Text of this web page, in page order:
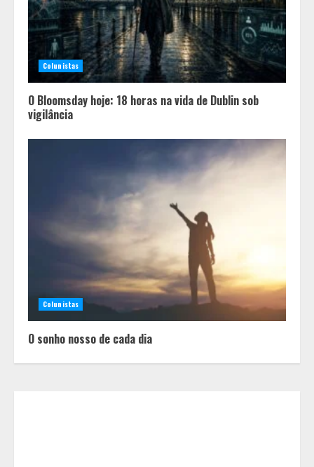
Colunistas
O Bloomsday hoje: 18 horas na vida de Dublin sob
vigilância
Colunistas
O sonho nosso de cada dia
Equipe conquista 22 medalhas e
garante 12 vagas para etapas
nacionais em segunda etapa do
JEMG, em Pará de Minas
Grandes marcas, preços baixos e
uma causa que transforma vidas